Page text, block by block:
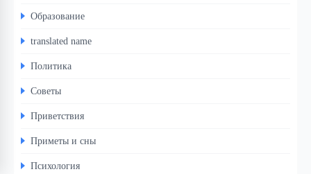
Образование
translated name
Политика
Советы
Приветствия
Приметы и сны
Психология